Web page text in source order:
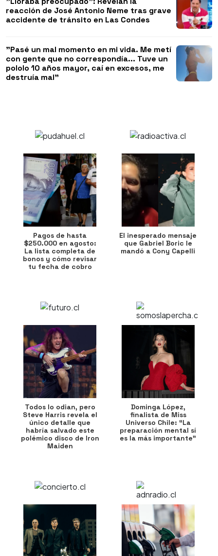
reacción de José Antonio Neme tras grave
accidente de tránsito en Las Condes
"Pasé un mal momento en mi vida. Me metí
con gente que no correspondía... Tuve un
pololo 10 años mayor, caí en excesos, me
destruía mal"
Pagos de hasta
$250.000 en agosto:
La lista completa de
bonos y cómo revisar
tu fecha de cobro
El inesperado mensaje
que Gabriel Boric le
mandó a Cony Capelli
Todos lo odian, pero
Steve Harris revela el
único detalle que
habría salvado este
polémico disco de Iron
Maiden
Dominga López,
finalista de Miss
Universo Chile: “La
preparación mental sí
es la más importante”